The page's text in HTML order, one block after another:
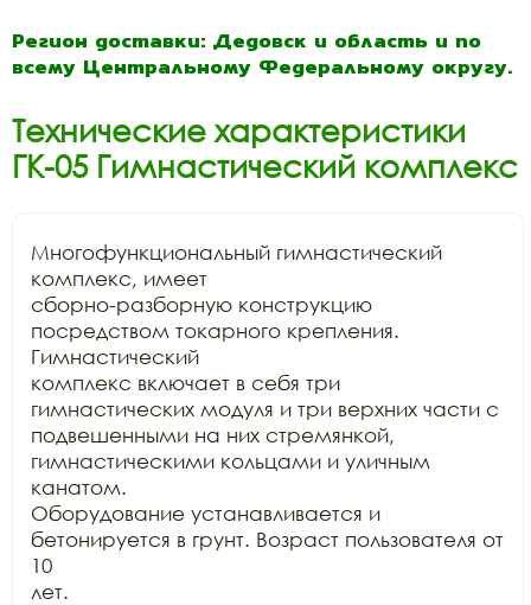
Регион доставки: Дедовск и область и по
всему Центральному Федеральному округу.
Технические характеристики
ГК-05 Гимнастический комплекс
Многофункциональный гимнастический
комплекс, имеет
сборно-разборную конструкцию
посредством токарного крепления.
Гимнастический
комплекс включает в себя три
гимнастических модуля и три верхних части с
подвешенными на них стремянкой,
гимнастическими кольцами и уличным
канатом.
Оборудование устанавливается и
бетонируется в грунт. Возраст пользователя от
10
лет.